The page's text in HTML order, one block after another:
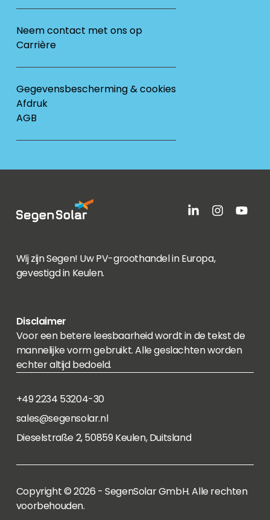
Neem contact met ons op
Carrière
Gegevensbescherming & cookies
Afdruk
AGB
Wij zijn Segen! Uw PV-groothandel in Europa,
gevestigd in Keulen.
Disclaimer
Voor een betere leesbaarheid wordt in de tekst de
mannelijke vorm gebruikt. Alle geslachten worden
echter altijd bedoeld.
+49 2234 53204-30
sales@segensolar.nl
Dieselstraße 2, 50859 Keulen, Duitsland
Copyright © 2026 - SegenSolar GmbH. Alle rechten
voorbehouden.